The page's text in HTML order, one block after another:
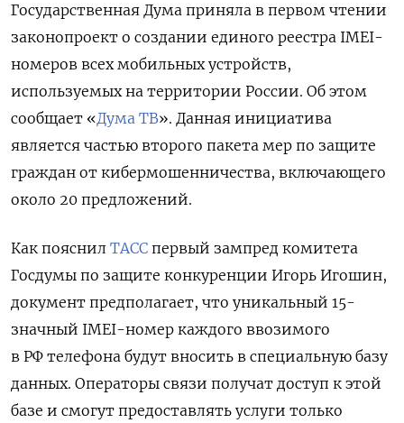
Государственная Дума приняла в первом чтении
законопроект о создании единого реестра IMEI-
номеров всех мобильных устройств,
используемых на территории России. Об этом
сообщает «Дума ТВ». Данная инициатива
является частью второго пакета мер по защите
граждан от кибермошенничества, включающего
около 20 предложений.
Как пояснил ТАСС первый зампред комитета
Госдумы по защите конкуренции Игорь Игошин,
документ предполагает, что уникальный 15-
значный IMEI-номер каждого ввозимого
в РФ телефона будут вносить в специальную базу
данных. Операторы связи получат доступ к этой
базе и смогут предоставлять услуги только